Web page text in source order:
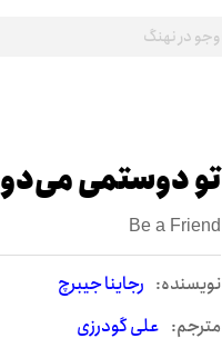
تو دوستمی
Be a Friend
نويسنده: رجاینا جیبرچ
مترجم: علی گودرزی